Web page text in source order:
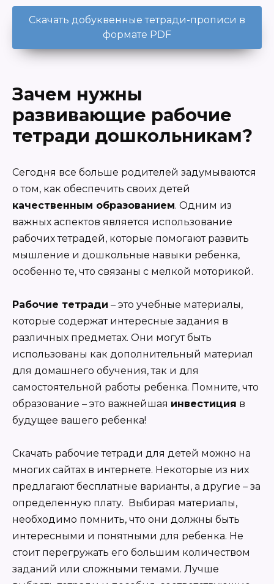
Скачать добуквенные тетради-прописи в
формате PDF
Зачем нужны
развивающие рабочие
тетради дошкольникам?
Сегодня все больше родителей задумываются
о том, как обеспечить своих детей
качественным образованием. Одним из
важных аспектов является использование
рабочих тетрадей, которые помогают развить
мышление и дошкольные навыки ребенка,
особенно те, что связаны с мелкой моторикой.
Рабочие тетради – это учебные материалы,
которые содержат интересные задания в
различных предметах. Они могут быть
использованы как дополнительный материал
для домашнего обучения, так и для
самостоятельной работы ребенка. Помните, что
образование – это важнейшая инвестиция в
будущее вашего ребенка!
Скачать рабочие тетради для детей можно на
многих сайтах в интернете. Некоторые из них
предлагают бесплатные варианты, а другие – за
определенную плату. Выбирая материалы,
необходимо помнить, что они должны быть
интересными и понятными для ребенка. Не
стоит перегружать его большим количеством
заданий или сложными темами. Лучше